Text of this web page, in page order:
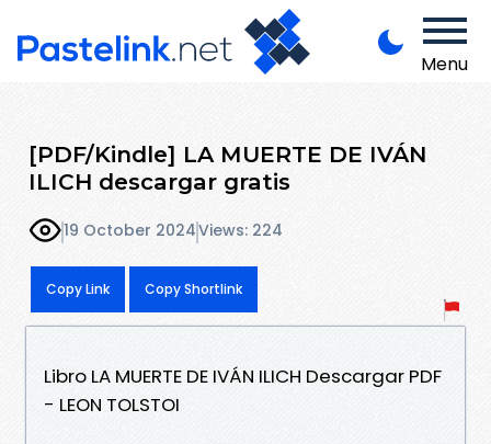
Menu
[PDF/Kindle] LA MUERTE DE IVÁN
ILICH descargar gratis
19 October 2024Views: 224
Copy Link Copy Shortlink
Libro LA MUERTE DE IVÁN ILICH Descargar PDF
- LEON TOLSTOI